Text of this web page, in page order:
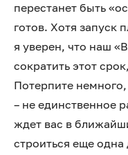
перестанет быть
готов. Хотя запуск
я уверен, что наш
сократить этот
Потерпите
– не единственное
ждет вас в
строиться еще